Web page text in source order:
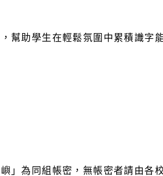
幫助學生在輕鬆氛圍中累積識字
」為同組帳密，無帳密者請由各